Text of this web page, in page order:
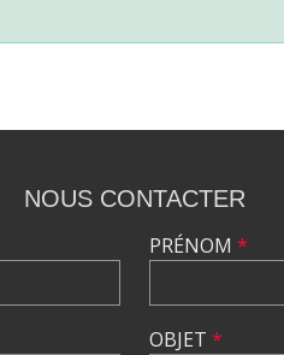
NOUS CONTACTER
PRÉNOM *
OBJET *